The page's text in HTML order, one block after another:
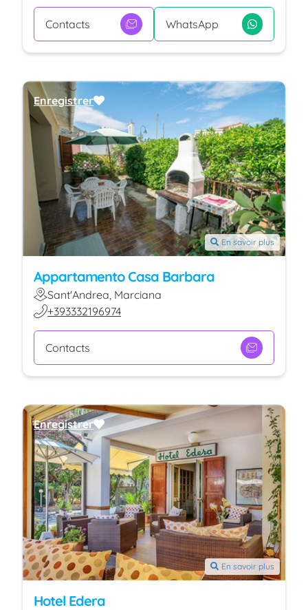
Contacts WhatsApp
En savoir plus
Appartamento Casa Barbara
Sant'Andrea, Marciana
+393332196974
Contacts
Enregistrer
En savoir plus
Hotel Edera
Enregistrer